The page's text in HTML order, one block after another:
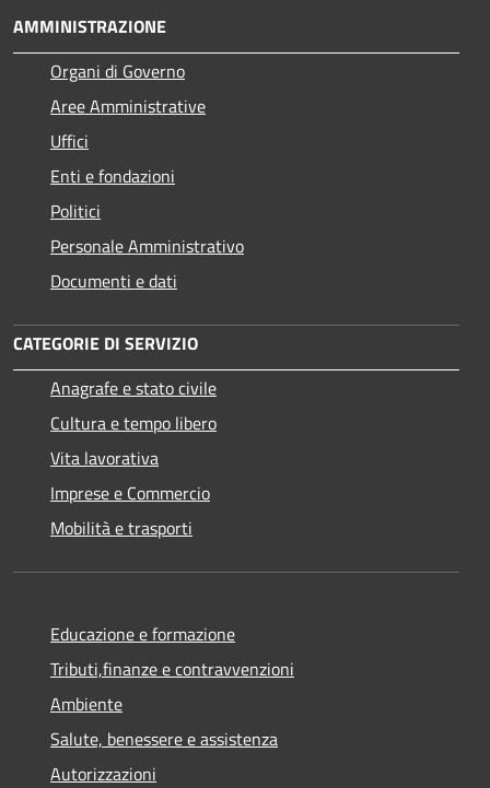
AMMINISTRAZIONE
Organi di Governo
Aree Amministrative
Uffici
Enti e fondazioni
Politici
Personale Amministrativo
Documenti e dati
CATEGORIE DI SERVIZIO
Anagrafe e stato civile
Cultura e tempo libero
Vita lavorativa
Imprese e Commercio
Mobilità e trasporti
Educazione e formazione
Tributi,finanze e contravvenzioni
Ambiente
Salute, benessere e assistenza
Autorizzazioni